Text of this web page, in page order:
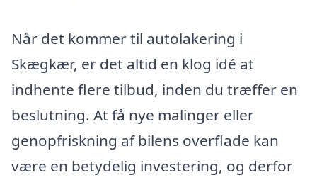
Når det kommer til autolakering i
Skægkær, er det altid en klog idé at
indhente flere tilbud, inden du træffer en
beslutning. At få nye malinger eller
genopfriskning af bilens overflade kan
være en betydelig investering, og derfor